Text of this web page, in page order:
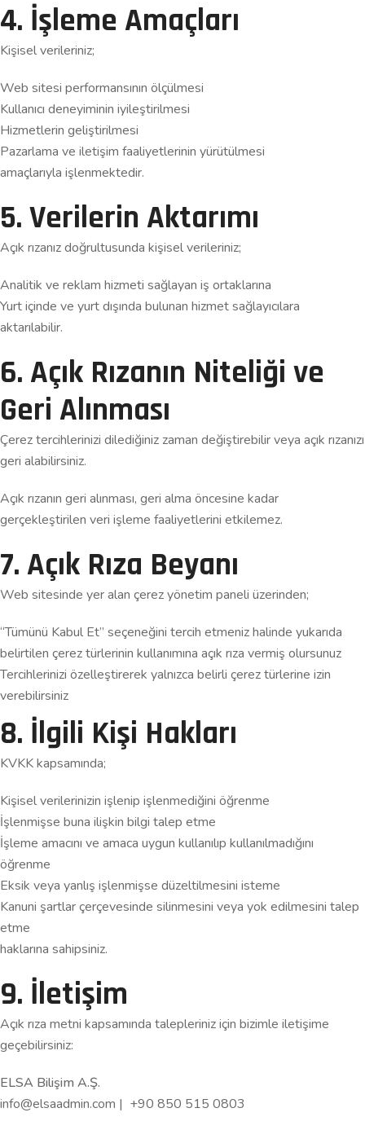
4. İşleme Amaçları
Kişisel verileriniz;
Web sitesi performansının ölçülmesi
Kullanıcı deneyiminin iyileştirilmesi
Hizmetlerin geliştirilmesi
Pazarlama ve iletişim faaliyetlerinin yürütülmesi
amaçlarıyla işlenmektedir.
5. Verilerin Aktarımı
Açık rızanız doğrultusunda kişisel verileriniz;
Analitik ve reklam hizmeti sağlayan iş ortaklarına
Yurt içinde ve yurt dışında bulunan hizmet sağlayıcılara
aktarılabilir.
6. Açık Rızanın Niteliği ve
Geri Alınması
Çerez tercihlerinizi dilediğiniz zaman değiştirebilir veya açık rızanızı
geri alabilirsiniz.
Açık rızanın geri alınması, geri alma öncesine kadar
gerçekleştirilen veri işleme faaliyetlerini etkilemez.
7. Açık Rıza Beyanı
Web sitesinde yer alan çerez yönetim paneli üzerinden;
“Tümünü Kabul Et” seçeneğini tercih etmeniz halinde yukarıda
belirtilen çerez türlerinin kullanımına açık rıza vermiş olursunuz
Tercihlerinizi özelleştirerek yalnızca belirli çerez türlerine izin
verebilirsiniz
8. İlgili Kişi Hakları
KVKK kapsamında;
Kişisel verilerinizin işlenip işlenmediğini öğrenme
İşlenmişse buna ilişkin bilgi talep etme
İşleme amacını ve amaca uygun kullanılıp kullanılmadığını
öğrenme
Eksik veya yanlış işlenmişse düzeltilmesini isteme
Kanuni şartlar çerçevesinde silinmesini veya yok edilmesini talep
etme
haklarına sahipsiniz.
9. İletişim
Açık rıza metni kapsamında talepleriniz için bizimle iletişime
geçebilirsiniz:
ELSA Bilişim A.Ş.
info@elsaadmin.com | +90 850 515 0803